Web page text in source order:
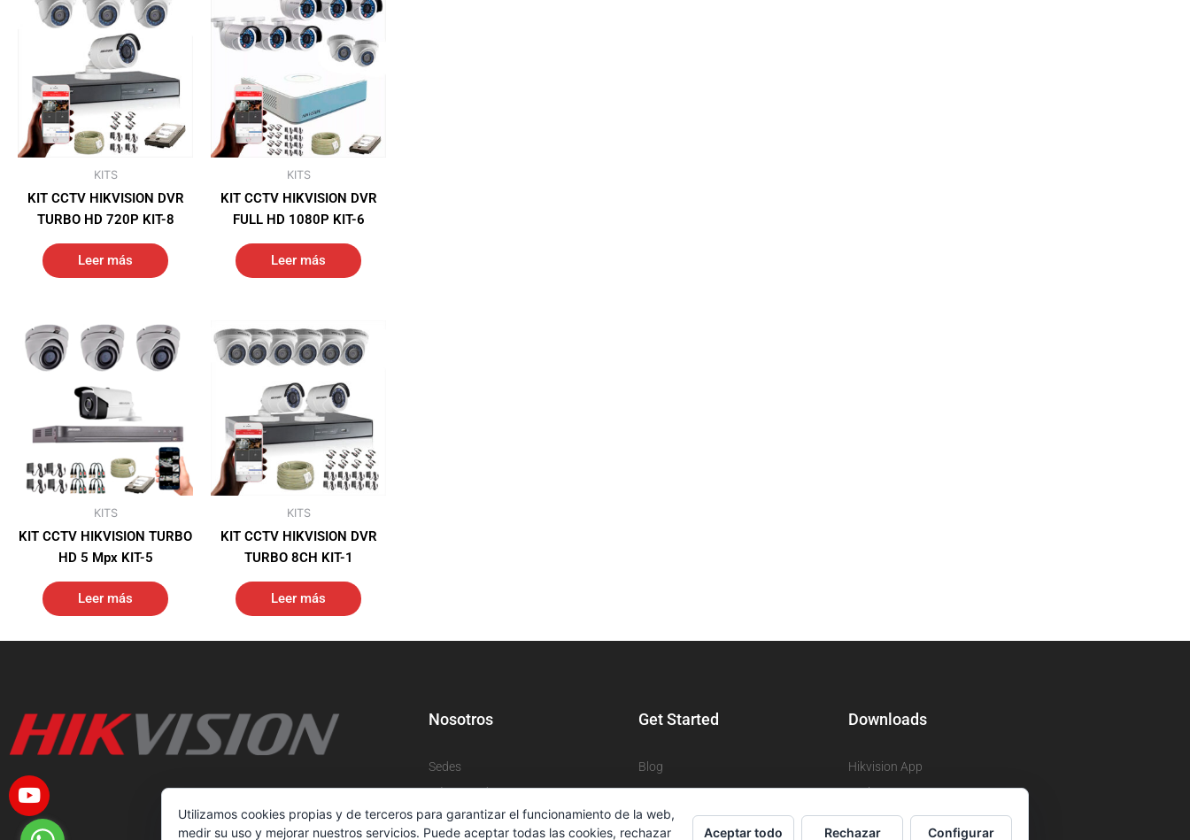
KITS
KIT CCTV HIKVISION DVR
TURBO HD 720P KIT-8
Leer más
KITS
KIT CCTV HIKVISION DVR
FULL HD 1080P KIT-6
Leer más
KITS
KIT CCTV HIKVISION TURBO
HD 5 Mpx KIT-5
Leer más
KITS
KIT CCTV HIKVISION DVR
TURBO 8CH KIT-1
Leer más
Nosotros
Sedes
Números de contacto
Get Started
Blog
Apps
Downloads
Hikvision App
Ezviz App
Utilizamos cookies propias y de terceros para garantizar el funcionamiento de la web,
medir su uso y mejorar nuestros servicios. Puede aceptar todas las cookies, rechazar
Aceptar todo Rechazar Configurar